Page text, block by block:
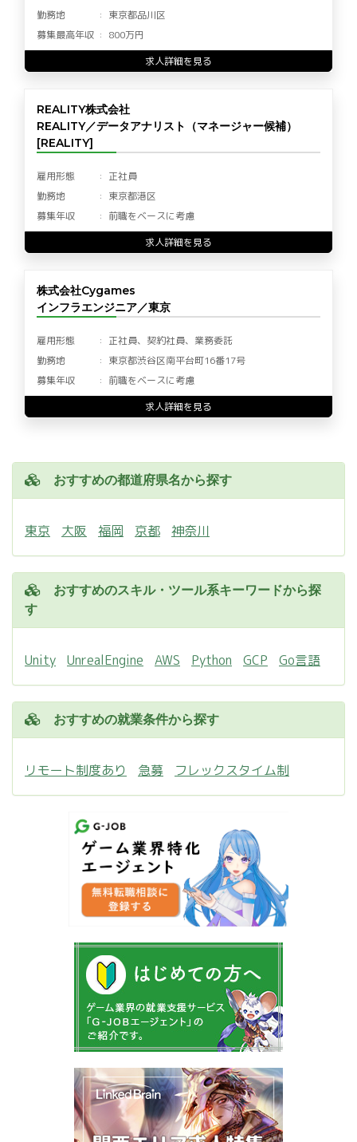
勤務地
東京都品川区
募集最高年収
800万円
求人詳細を見る
REALITY株式会社
REALITY／データアナリスト（マネージャー候補）
[REALITY]
雇用形態
正社員
勤務地
東京都港区
募集年収
前職をベースに考慮
求人詳細を見る
株式会社Cygames
インフラエンジニア／東京
雇用形態
正社員、契約社員、業務委託
勤務地
東京都渋谷区南平台町16番17号
募集年収
前職をベースに考慮
求人詳細を見る
おすすめの都道府県名から探す
東京 大阪 福岡 京都 神奈川
おすすめのスキル・ツール系キーワードから探
す
Unity UnrealEngine AWS Python GCP Go言語
おすすめの就業条件から探す
リモート制度あり 急募 フレックスタイム制